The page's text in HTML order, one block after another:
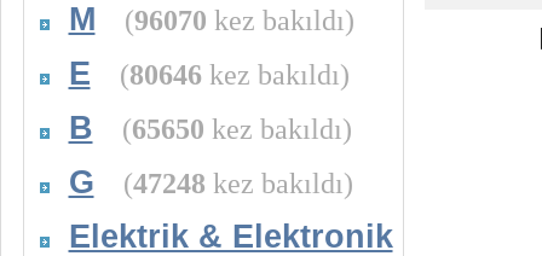
M (96070 kez bakıldı)
E (80646 kez bakıldı)
B (65650 kez bakıldı)
G (47248 kez bakıldı)
Elektrik & Elektronik